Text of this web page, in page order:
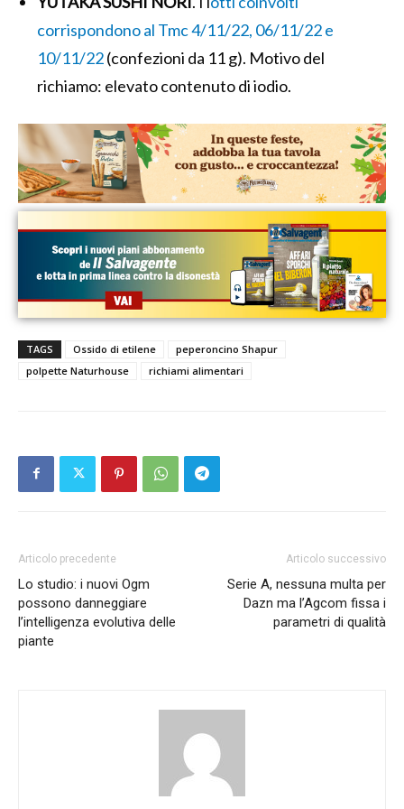
corrispondono al Tmc 4/11/22, 06/11/22 e
10/11/22(confezioni da 11 g). Motivo del
richiamo: elevato contenuto di iodio.
TAGS Ossido di etilene
peperoncino Shapur
polpette Naturhouse
richiami alimentari
Articolo precedente
Lo studio: i nuovi Ogm
possono danneggiare
l’intelligenza evolutiva delle
piante
Articolo successivo
Serie A, nessuna multa per
Dazn ma l’Agcom fissa i
parametri di qualità